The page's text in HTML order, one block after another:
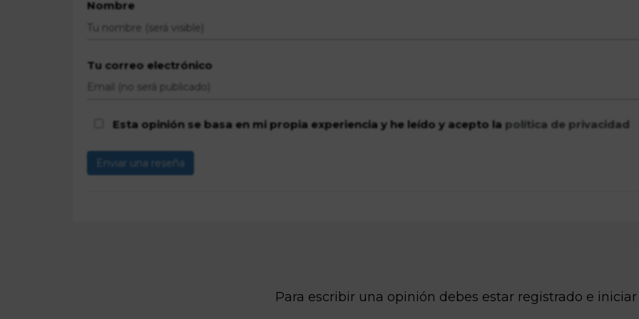
Para escribir una opinión debes estar registrado e iniciar
Nombre
Tu correo electrónico
Esta opinión se basa en mi propia experiencia y he leído y acepto la política de privacidad
Enviar una reseña